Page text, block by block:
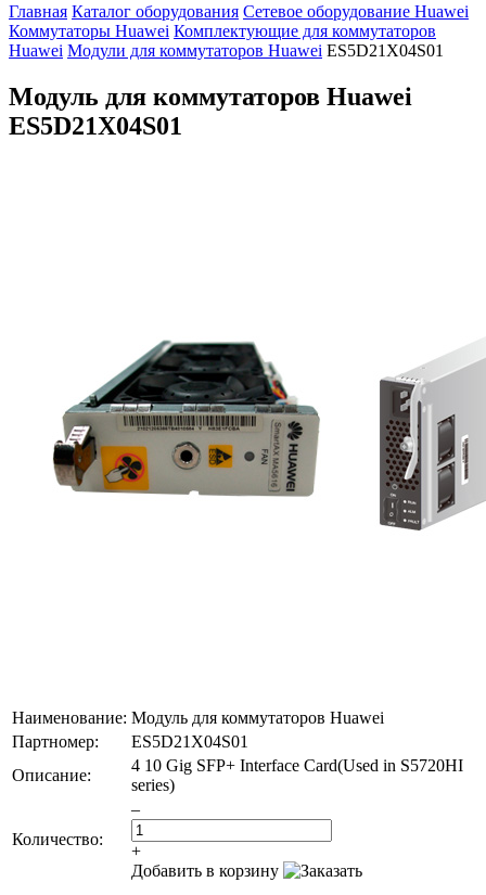
Главная Каталог оборудования Сетевое оборудование Huawei
Коммутаторы Huawei Комплектующие для коммутаторов
Huawei Модули для коммутаторов Huawei ES5D21X04S01
Модуль для коммутаторов Huawei
ES5D21X04S01
Наименование: Модуль для коммутаторов Huawei
Партномер:
ES5D21X04S01
Описание:
4 10 Gig SFP+ Interface Card(Used in S5720HI
series)
Количество:
–
+
Добавить в корзину